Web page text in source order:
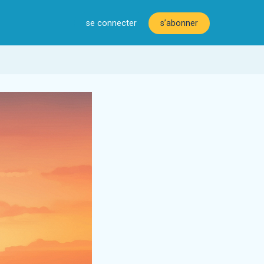
se connecter s’abonner